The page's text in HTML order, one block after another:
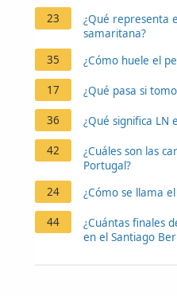
23
¿Qué representa
samaritana?
35
¿Cómo huele el
17 ¿Qué pasa si
36 ¿Qué significa LN
42
¿Cuáles son las
Portugal?
24
¿Cómo se llama
44
¿Cuántas finales
en el Santiago